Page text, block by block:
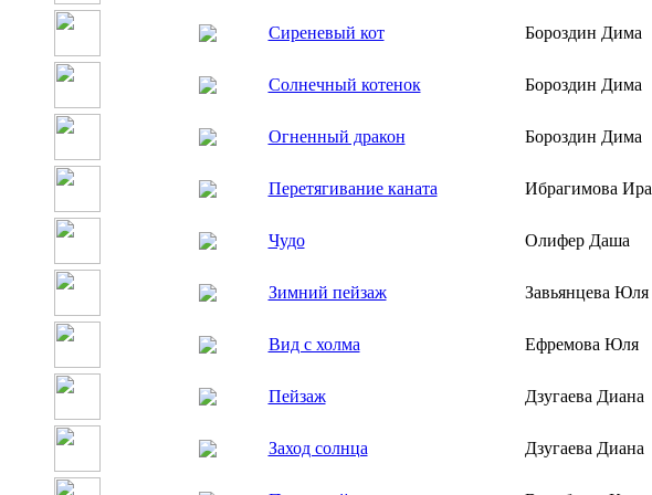
Сиреневый кот Бороздин Дима
Солнечный котенок Бороздин Дима
Огненный дракон Бороздин Дима
Перетягивание каната Ибрагимова Ира
Чудо Олифер Даша
Зимний пейзаж Завьянцева Юля
Вид с холма Ефремова Юля
Пейзаж Дзугаева Диана
Заход солнца Дзугаева Диана